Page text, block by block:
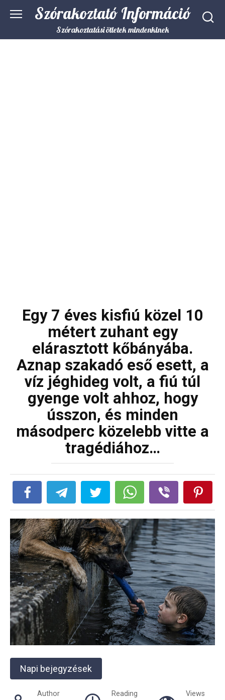
Szórakoztató Információ
Szórakoztatási ötletek mindenkinek
Egy 7 éves kisfiú közel 10
métert zuhant egy
elárasztott kőbányába.
Aznap szakadó eső esett, a
víz jéghideg volt, a fiú túl
gyenge volt ahhoz, hogy
ússzon, és minden
másodperc közelebb vitte a
tragédiához…
Napi bejegyzések
Author Reading Views